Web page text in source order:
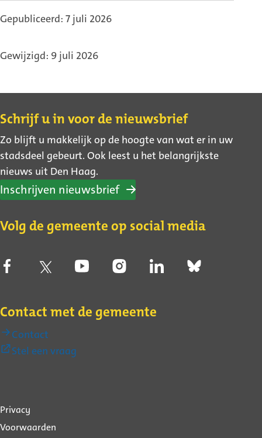
Gepubliceerd: 7 juli 2026
Gewijzigd: 9 juli 2026
Contact
Schrijf u in voor de nieuwsbrief
Zo blijft u makkelijk op de hoogte van wat er in uw
stadsdeel gebeurt. Ook leest u het belangrijkste
nieuws uit Den Haag.
Inschrijven nieuwsbrief
Volg de gemeente op social media
Contact met de gemeente
Contact
Stel een vraag
Over
deze
Privacy
Voorwaarden